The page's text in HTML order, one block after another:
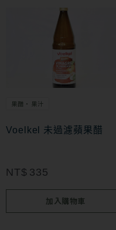
項
果醋・果汁
Voelkel 未過濾蘋果醋
NT$ 335
加入購物車